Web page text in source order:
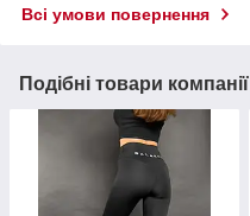
Всі умови повернення
Подібні товари компанії